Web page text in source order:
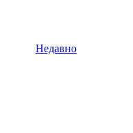
Недавно